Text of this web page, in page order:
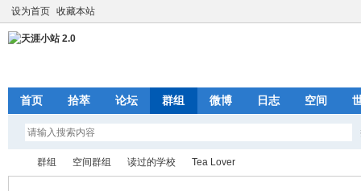
设为首页 收藏本站
首页 拾萃 论坛 群组 微博 日志 空间
群组 空间群组 读过的学校 Tea Lover